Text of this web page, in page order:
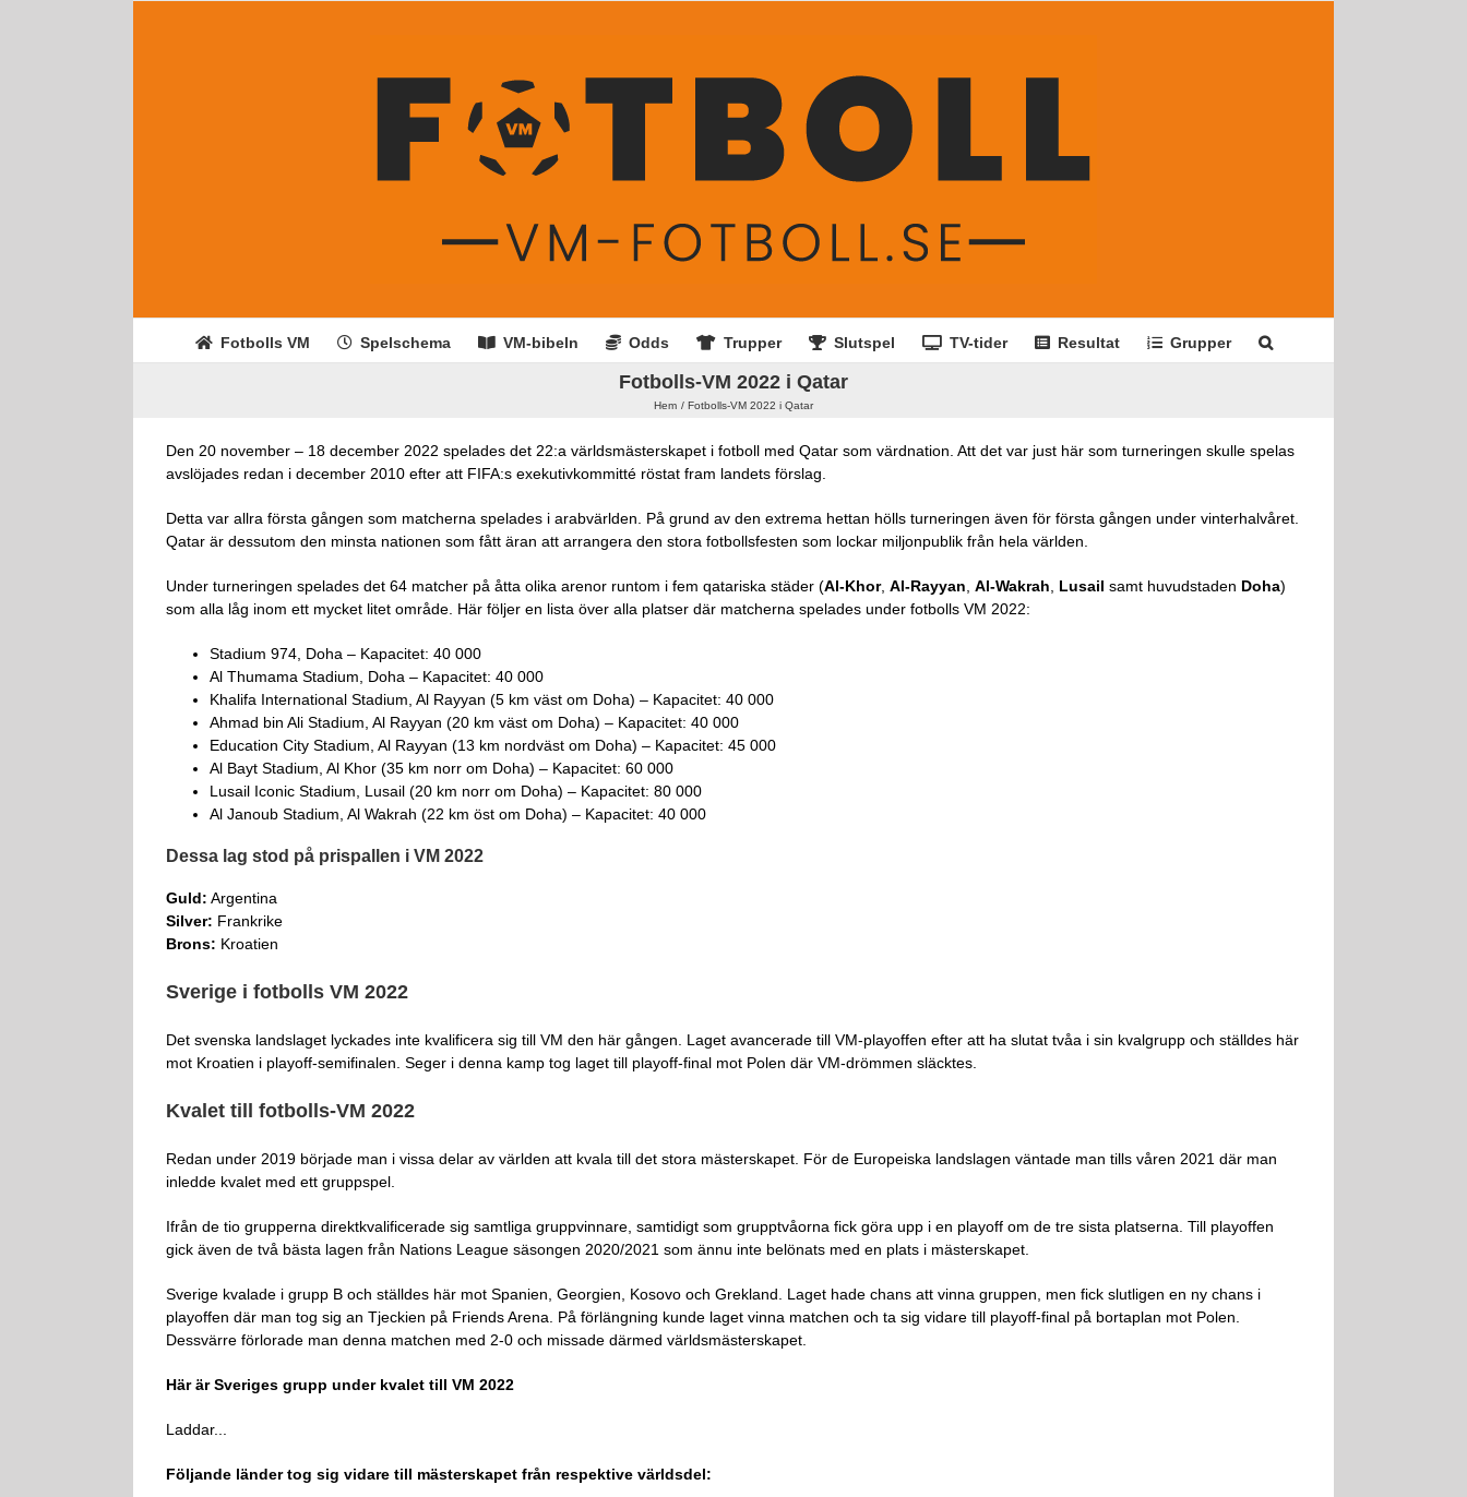
Fotbolls VM Spelschema VM-bibeln Odds Trupper Slutspel TV-tider Resultat Grupper
Fotbolls-VM 2022 i Qatar
Hem Fotbolls-VM 2022 i Qatar
Den 20 november – 18 december 2022 spelades det 22:a världsmästerskapet i fotboll med Qatar som värdnation. Att det var just här som turneringen skulle spelas
avslöjades redan i december 2010 efter att FIFA:s exekutivkommitté röstat fram landets förslag.
Detta var allra första gången som matcherna spelades i arabvärlden. På grund av den extrema hettan hölls turneringen även för första gången under vinterhalvåret.
Qatar är dessutom den minsta nationen som fått äran att arrangera den stora fotbollsfesten som lockar miljonpublik från hela världen.
Under turneringen spelades det 64 matcher på åtta olika arenor runtom i fem qatariska städer (Al-Khor, Al-Rayyan Al-Wakrah Lusail samt huvudstaden Doha)
som alla låg inom ett mycket litet område. Här följer en lista över alla platser där matcherna spelades under fotbolls VM 2022:
Stadium 974, Doha – Kapacitet: 40 000
Al Thumama Stadium, Doha – Kapacitet: 40 000
Khalifa International Stadium, Al Rayyan (5 km väst om Doha) – Kapacitet: 40 000
Ahmad bin Ali Stadium, Al Rayyan (20 km väst om Doha) – Kapacitet: 40 000
Education City Stadium, Al Rayyan (13 km nordväst om Doha) – Kapacitet: 45 000
Al Bayt Stadium, Al Khor (35 km norr om Doha) – Kapacitet: 60 000
Lusail Iconic Stadium, Lusail (20 km norr om Doha) – Kapacitet: 80 000
Al Janoub Stadium, Al Wakrah (22 km öst om Doha) – Kapacitet: 40 000
Dessa lag stod på prispallen i VM 2022
Guld: Argentina
Silver: Frankrike
Brons: Kroatien
Sverige i fotbolls VM 2022
Det svenska landslaget lyckades inte kvalificera sig till VM den här gången. Laget avancerade till VM-playoffen efter att ha slutat tvåa i sin kvalgrupp och ställdes här
mot Kroatien i playoff-semifinalen. Seger i denna kamp tog laget till playoff-final mot Polen där VM-drömmen släcktes.
Kvalet till fotbolls-VM 2022
Redan under 2019 började man i vissa delar av världen att kvala till det stora mästerskapet. För de Europeiska landslagen väntade man tills våren 2021 där man
inledde kvalet med ett gruppspel.
Ifrån de tio grupperna direktkvalificerade sig samtliga gruppvinnare, samtidigt som grupptvåorna fick göra upp i en playoff om de tre sista platserna. Till playoffen
gick även de två bästa lagen från Nations League säsongen 2020/2021 som ännu inte belönats med en plats i mästerskapet.
Sverige kvalade i grupp B och ställdes här mot Spanien, Georgien, Kosovo och Grekland. Laget hade chans att vinna gruppen, men fick slutligen en ny chans i
playoffen där man tog sig an Tjeckien på Friends Arena. På förlängning kunde laget vinna matchen och ta sig vidare till playoff-final på bortaplan mot Polen.
Dessvärre förlorade man denna matchen med 2-0 och missade därmed världsmästerskapet.
Här är Sveriges grupp under kvalet till VM 2022
Laddar...
Följande länder tog sig vidare till mästerskapet från respektive världsdel: